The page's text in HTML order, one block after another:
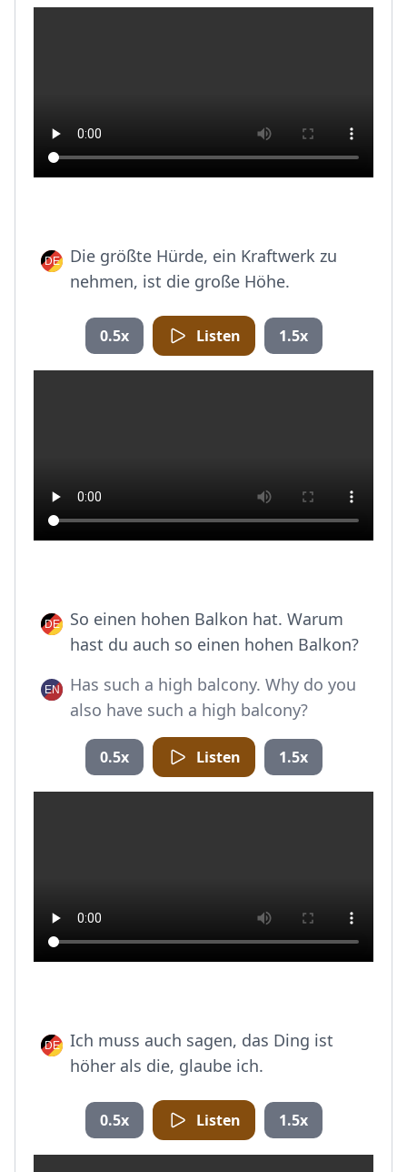
Die größte Hürde, ein Kraftwerk zu
nehmen, ist die große Höhe.
0.5x Listen 1.5x
So einen hohen Balkon hat. Warum
hast du auch so einen hohen Balkon?
Has such a high balcony. Why do you
also have such a high balcony?
0.5x Listen 1.5x
Ich muss auch sagen, das Ding ist
höher als die, glaube ich.
0.5x Listen 1.5x